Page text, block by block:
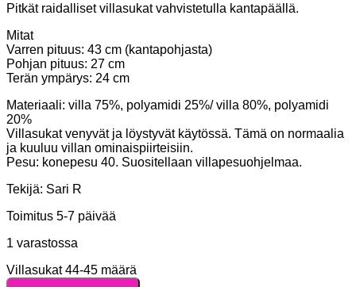
Pitkät raidalliset villasukat vahvistetulla kantapäällä.
Mitat
Varren pituus: 43 cm (kantapohjasta)
Pohjan pituus: 27 cm
Terän ympärys: 24 cm
Materiaali: villa 75%, polyamidi 25%/ villa 80%, polyamidi
20%
Villasukat venyvät ja löystyvät käytössä. Tämä on normaalia
ja kuuluu villan ominaispiirteisiin.
Pesu: konepesu 40. Suositellaan villapesuohjelmaa.
Tekijä: Sari R
Toimitus 5-7 päivää
1 varastossa
Villasukat 44-45 määrä